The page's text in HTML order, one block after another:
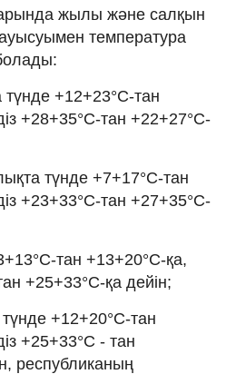
жылы және салқын
температура
түнде +12+23°С-тан
+28+35°С-тан +22+27°С-
түнде +7+17°С-тан
+23+33°С-тан +27+35°С-
тан +13+20°С-қа,
+25+33°С-қа дейін;
+12+20°С-тан
+25+33°С - тан
республиканың